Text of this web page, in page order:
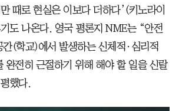
때로 현실은 이보다 더하다’(키노라이
도 나온다. 영국 평론지 NME는 “안전
간(학교)에서 발생하는 신체적·심리적
완전히 근절하기 위해 해야 할 일을 신랄
했다.